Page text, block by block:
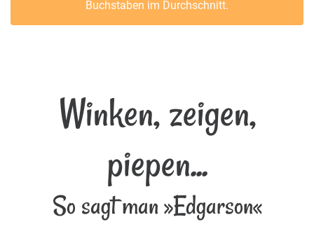
Buchstaben im Durchschnitt.
Winken, zeigen,
piepen...
So sagt man »Edgarson«